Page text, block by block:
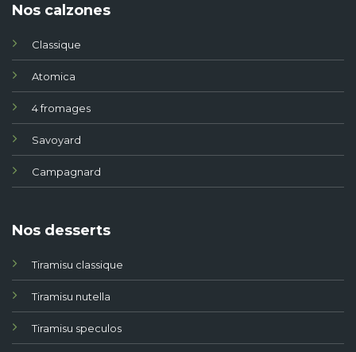
Nos calzones
Classique
Atomica
4 fromages
Savoyard
Campagnard
Nos desserts
Tiramisu classique
Tiramisu nutella
Tiramisu speculos